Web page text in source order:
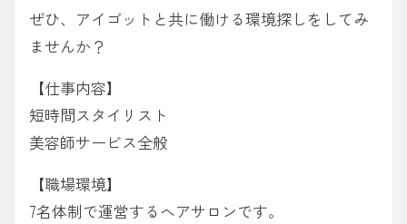
ぜひ、アイゴットと共に働ける環境探しをしてみ
ませんか？
【仕事内容】
短時間スタイリスト
美容師サービス全般
【職場環境】
7名体制で運営するヘアサロンです。